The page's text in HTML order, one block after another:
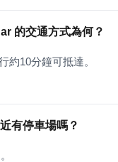
的交通方式為何？
約10分鐘可抵達。
有停車場嗎？